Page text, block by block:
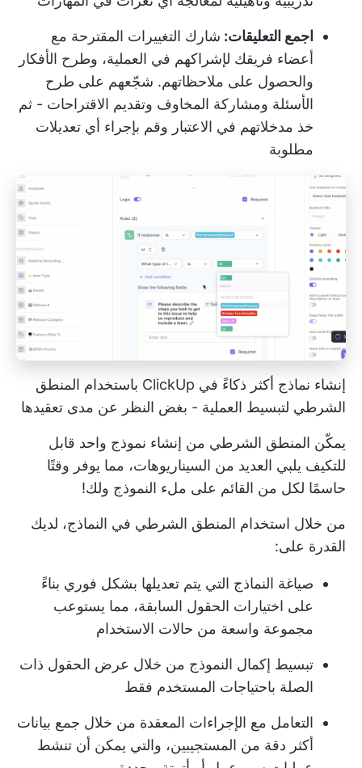
اجمع التعليقات: شارك التغييرات المقترحة مع
أعضاء فريقك لإشراكهم في العملية، وطرح الأفكار
والحصول على ملاحظاتهم. شجّعهم على طرح
الأسئلة ومشاركة المخاوف وتقديم الاقتراحات - ثم
خذ مدخلاتهم في الاعتبار وقم بإجراء أي تعديلات
مطلوبة
إنشاء نماذج أكثر ذكاءً في ClickUp باستخدام المنطق
الشرطي لتبسيط العملية - بغض النظر عن مدى تعقيدها
يمكّن المنطق الشرطي من إنشاء نموذج واحد قابل
للتكيف يلبي العديد من السيناريوهات، مما يوفر وقتًا
حاسمًا لكل من القائم على ملء النموذج ولك!
من خلال استخدام المنطق الشرطي في النماذج، لديك
القدرة على:
صياغة النماذج التي يتم تعديلها بشكل فوري بناءً
على اختيارات الحقول السابقة، مما يستوعب
مجموعة واسعة من حالات الاستخدام
تبسيط إكمال النموذج من خلال عرض الحقول ذات
الصلة باحتياجات المستخدم فقط
التعامل مع الإجراءات المعقدة من خلال جمع بيانات
أكثر دقة من المستجيبين، والتي يمكن أن تنشط